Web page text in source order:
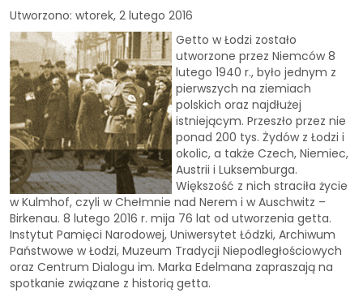
Utworzono: wtorek, 2 lutego 2016
Getto w Łodzi zostało
utworzone przez Niemców 8
lutego 1940 r., było jednym z
pierwszych na ziemiach
polskich oraz najdłużej
istniejącym. Przeszło przez nie
ponad 200 tys. Żydów z Łodzi i
okolic, a także Czech, Niemiec,
Austrii i Luksemburga.
Większość z nich straciła życie
w Kulmhof, czyli w Chełmnie nad Nerem i w Auschwitz –
Birkenau. 8 lutego 2016 r. mija 76 lat od utworzenia getta.
Instytut Pamięci Narodowej, Uniwersytet Łódzki, Archiwum
Państwowe w Łodzi, Muzeum Tradycji Niepodległościowych
oraz Centrum Dialogu im. Marka Edelmana zapraszają na
spotkanie związane z historią getta.